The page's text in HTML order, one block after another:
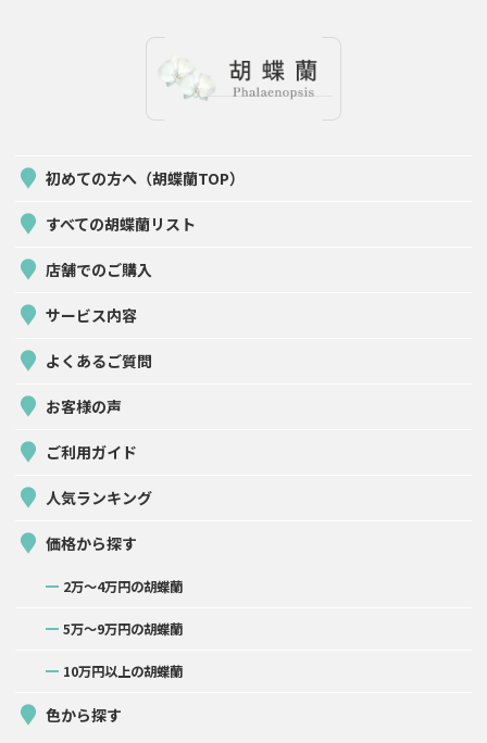
初めての方へ（胡蝶蘭TOP）
すべての胡蝶蘭リスト
店舗でのご購入
サービス内容
よくあるご質問
お客様の声
ご利用ガイド
人気ランキング
価格から探す
2万〜4万円の胡蝶蘭
5万〜9万円の胡蝶蘭
10万円以上の胡蝶蘭
色から探す